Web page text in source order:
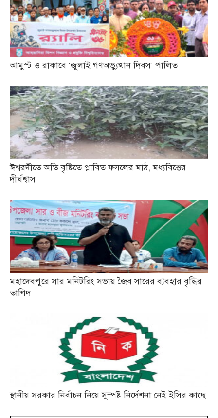
আমুস্ট ও রাকাবে ‘জুলাই গণঅভ্যুত্থান দিবস’ পালিত
ঈশ্বরদীতে অতি বৃষ্টিতে প্লাবিত ফসলের মাঠ, মধ্যবিত্তের
দীর্ঘশ্বাস
মহাদেবপুরে সার মনিটরিং সভায় জৈব সারের ব্যবহার বৃদ্ধির
তাগিদ
স্থানীয় সরকার নির্বাচন নিয়ে সুস্পষ্ট নির্দেশনা নেই ইসির কাছে